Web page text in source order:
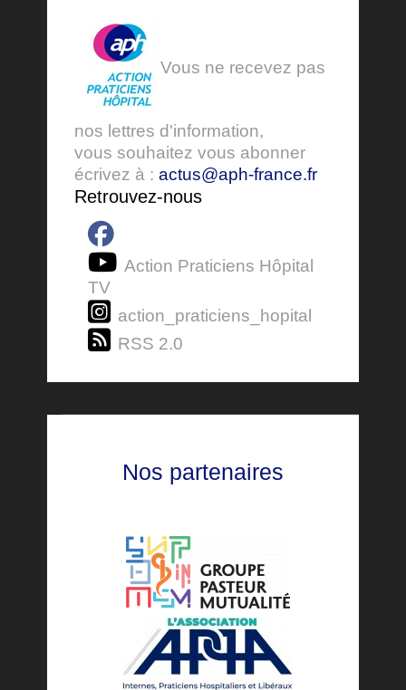
Vous ne recevez pas
nos lettres d'information,
vous souhaitez vous abonner
écrivez à : actus@aph-france.fr
Retrouvez-nous
Action Praticiens Hôpital
TV
action_praticiens_hopital
RSS 2.0
Nos partenaires